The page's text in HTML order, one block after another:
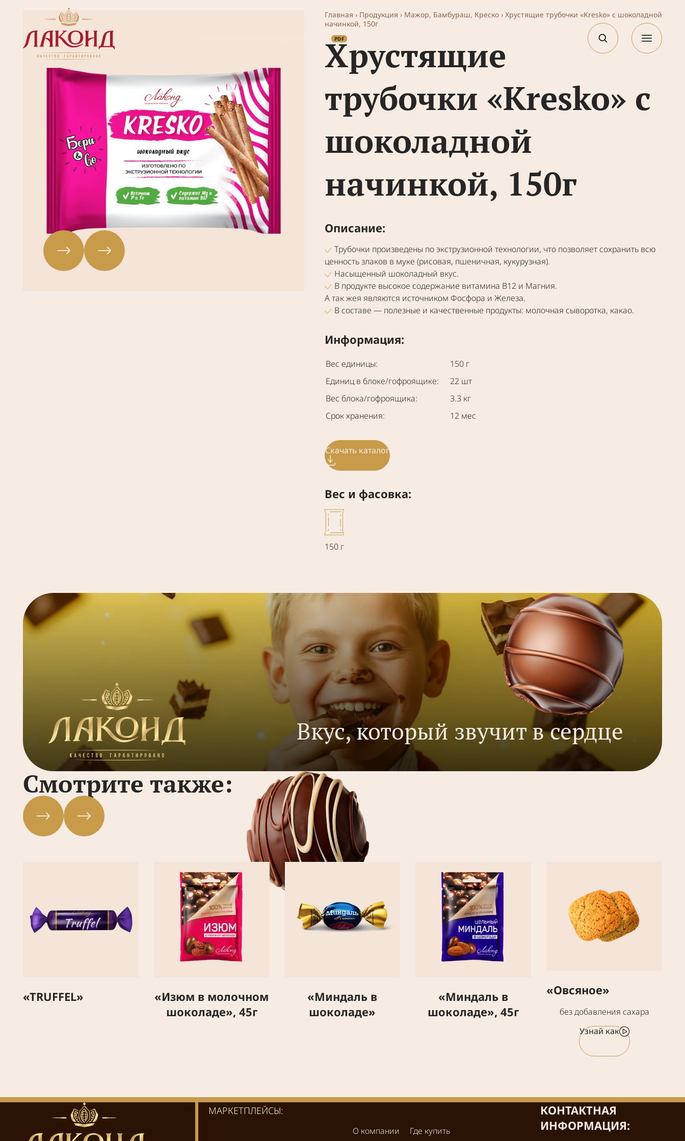
Главная › Продукция › Мажор, Бамбураш, Креско› Хрустящие трубочки «Kresko» с шоколадной
начинкой, 150г
Хрустящие
трубочки «Kresko» с
шоколадной
начинкой, 150г
Описание:
Тру­боч­ки про­из­ве­де­ны по экс­тру­зи­он­ной тех­но­ло­гии, что поз­во­ля­ет сохра­нить всю
цен­ность зла­ков в муке (рисо­вая, пше­нич­ная, куку­руз­ная).
Насы­щен­ный шоко­лад­ный вкус.
В про­дук­те высо­кое содер­жа­ние вита­ми­на В12 и Маг­ния.
А так жея явля­ют­ся источ­ни­ком Фос­фо­ра и Желе­за.
В соста­ве — полез­ные и каче­ствен­ные про­дук­ты: молоч­ная сыво­рот­ка, какао.
Информация:
Вес единицы:
150 г
Единиц в блоке/гофроящике:
22 шт
Вес блока/гофроящика:
3.3 кг
Срок хранения:
12 мес
Скачать каталог
Вес и фасовка:
150 г
Вкус, который звучит в сердце
Смотрите также:
«TRUFFEL»
«Изюм в молочном
шоколаде», 45г
«Миндаль в
шоколаде»
«Миндаль в
шоколаде», 45г
«Овсяное»
без добавления сахара
Узнай как
О компании Где купить
МАРКЕТПЛЕЙСЫ:
КОНТАКТНАЯ
ИНФОРМАЦИЯ: